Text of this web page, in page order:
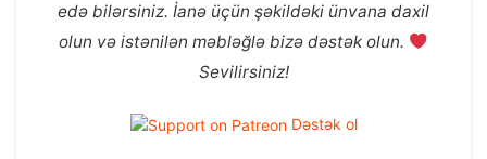
edə bilərsiniz. İanə üçün şəkildəki ünvana daxil
olun və istənilən məbləğlə bizə dəstək olun.
Sevilirsiniz!
Dəstək ol